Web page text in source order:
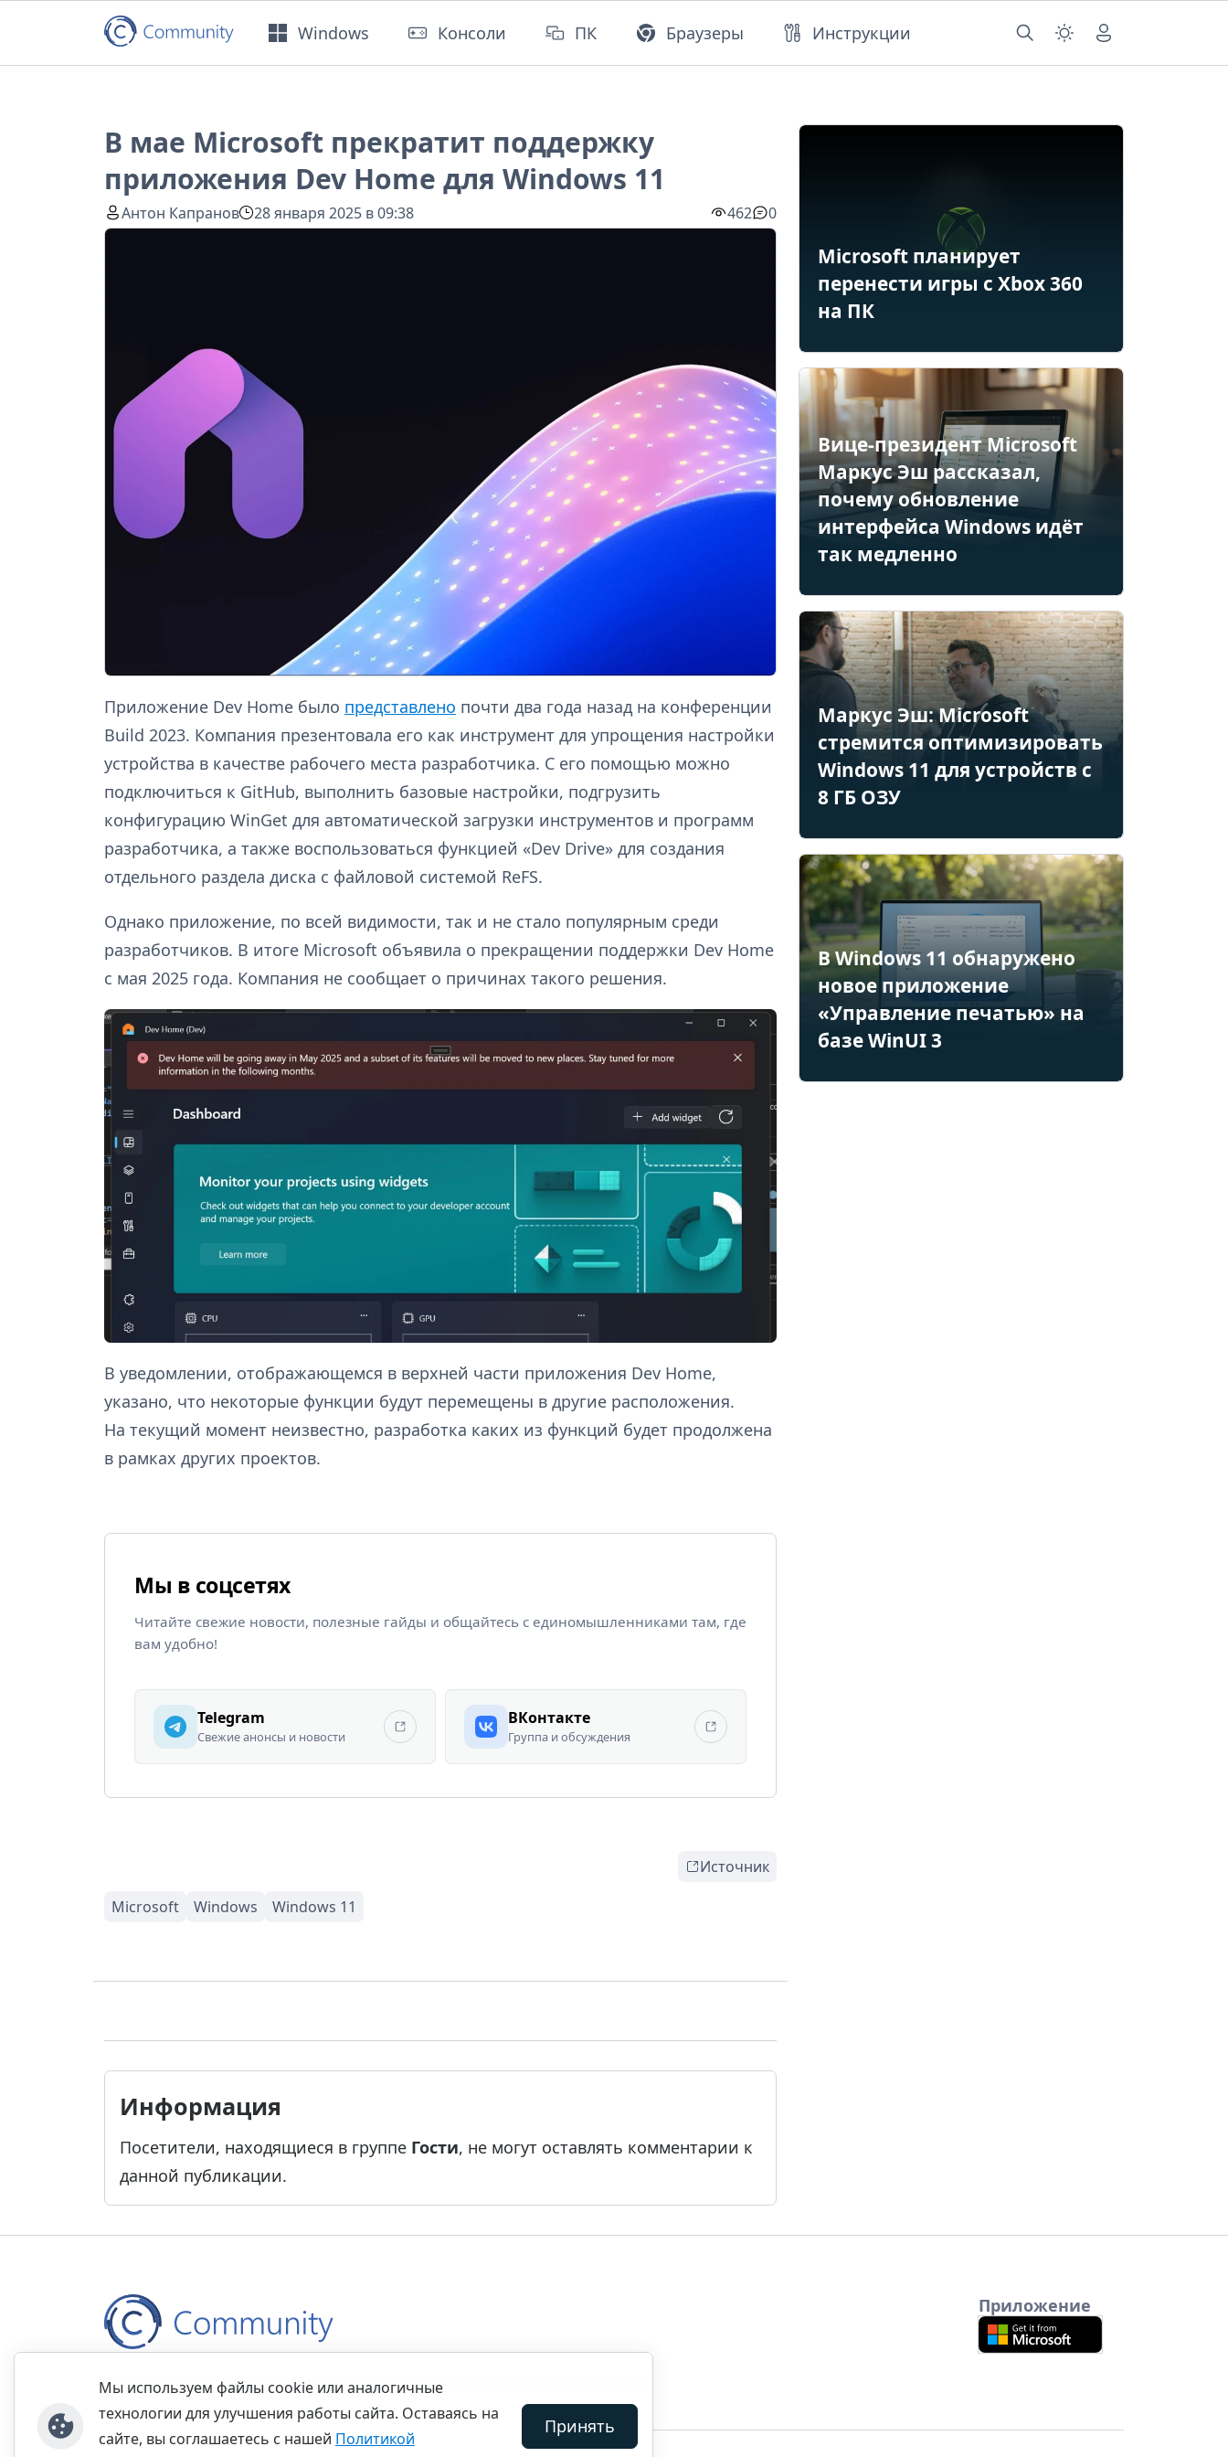
Windows Консоли ПК Браузеры Инструкции
В мае Microsoft прекратит поддержку
приложения Dev Home для Windows 11
Антон Капранов 28 января 2025 в 09:38 462 0
Приложение Dev Home было представлено почти два года назад на конференции
Build 2023. Компания презентовала его как инструмент для упрощения настройки
устройства в качестве рабочего места разработчика. С его помощью можно
подключиться к GitHub, выполнить базовые настройки, подгрузить
конфигурацию WinGet для автоматической загрузки инструментов и программ
разработчика, а также воспользоваться функцией «Dev Drive» для создания
отдельного раздела диска с файловой системой ReFS.
Однако приложение, по всей видимости, так и не стало популярным среди
разработчиков. В итоге Microsoft объявила о прекращении поддержки Dev Home
с мая 2025 года. Компания не сообщает о причинах такого решения.
В уведомлении, отображающемся в верхней части приложения Dev Home,
указано, что некоторые функции будут перемещены в другие расположения.
На текущий момент неизвестно, разработка каких из функций будет продолжена
в рамках других проектов.
Мы в соцсетях
Читайте свежие новости, полезные гайды и общайтесь с единомышленниками там, где
вам удобно!
Telegram
Свежие анонсы и новости
ВКонтакте
Группа и обсуждения
Источник
Информация
Посетители, находящиеся в группе Гости, не могут оставлять комментарии к
данной публикации.
Microsoft планирует
перенести игры с Xbox 360
на ПК
Вице-президент Microsoft
Маркус Эш рассказал,
почему обновление
интерфейса Windows идёт
так медленно
Маркус Эш: Microsoft
стремится оптимизировать
Windows 11 для устройств с
8 ГБ ОЗУ
В Windows 11 обнаружено
новое приложение
«Управление печатью» на
базе WinUI 3
КонтактыПравилаОбратная связьПравила копирования материалов
Приложение
Мы используем файлы cookie или аналогичные
технологии для улучшения работы сайта. Оставаясь на
сайте, вы соглашаетесь с нашей Политикой
Принять